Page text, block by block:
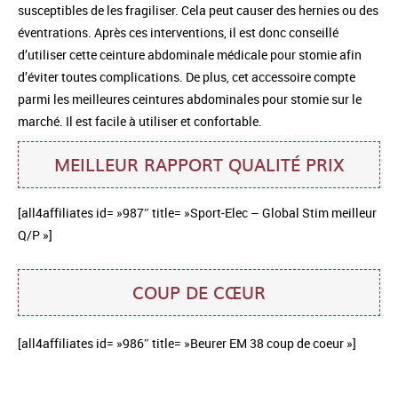
susceptibles de les fragiliser. Cela peut causer des hernies ou des
éventrations. Après ces interventions, il est donc conseillé
d’utiliser cette ceinture abdominale médicale pour stomie afin
d’éviter toutes complications. De plus, cet accessoire compte
parmi les meilleures ceintures abdominales pour stomie sur le
marché. Il est facile à utiliser et confortable.
MEILLEUR RAPPORT QUALITÉ PRIX
[all4affiliates id= »987″ title= »Sport-Elec – Global Stim meilleur
Q/P »]
COUP DE CŒUR
[all4affiliates id= »986″ title= »Beurer EM 38 coup de coeur »]